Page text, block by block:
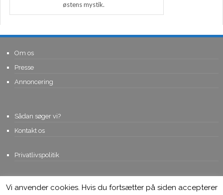
østens mystik.
Om os
Presse
Annoncering
Sådan søger vi?
Kontakt os
Privatlivspolitik
© Copyright 2015, Viviro.com ApS- Alle rettigheder forbeholdes. Vi
Vi anvender cookies. Hvis du fortsætter på siden accepterer